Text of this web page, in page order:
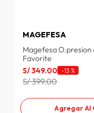
MAGEFESA
Magefesa O.presion
Favorite
S/349.00 -13 %
S/ 399.00
Agregar Al